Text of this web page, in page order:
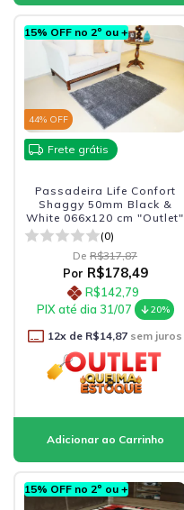
15% OFF no 2º ou +
44% OFF
Frete grátis
Passadeira Life Confort
Shaggy 50mm Black &
White 066x120 cm "Outlet"
(0)
De R$317,87
Por R$178,49
R$142,79
PIX até dia 31/07
20%
12x de R$14,87 sem juros
15% OFF no 2º ou +